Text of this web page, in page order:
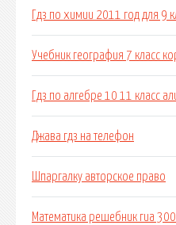
Гдз по химии 2011 год для 9
Учебник география 7 класс
Гдз по алгебре 10 11 класс
Джава гдз на телефон
Шпаргалку авторское право
Математика решебник гиа